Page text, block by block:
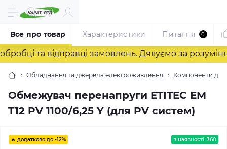
та відправці замовлень. Дякуємо за
Обладнання та джерела електроживлення Компоненти для
Обмежувач перенапруги ETITEC EM
T12 PV 1100/6,25 Y (для PV систем)
Все про товар Характеристики Питання 0
🔥 додатково до -12% в наявності: 360